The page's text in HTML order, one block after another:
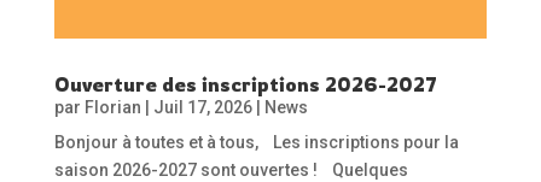
Ouverture des inscriptions 2026-2027
par Florian Juil 17, 2026|
News
Bonjour à toutes et à tous, Les inscriptions pour la
saison 2026-2027 sont ouvertes ! Quelques